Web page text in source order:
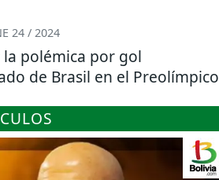
24 / 2024
la polémica por gol
de Brasil en el Preolímpico